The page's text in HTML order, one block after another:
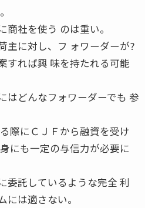
社を使う のは重い。
主に対し、フ ォワーダーが?
すれば興 味を持たれる可能
はどんなフォワーダーでも 参
際にＣＪＦから融資を受け
にも一定の与信力が必要に
委託しているような完全 利
は適さない。